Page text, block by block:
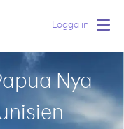
Logga in
Nya